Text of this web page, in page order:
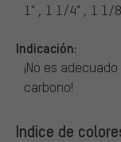
1" , 1 1/4" , 1 1/
Indicación:
¡No es
carbono!
Indice de